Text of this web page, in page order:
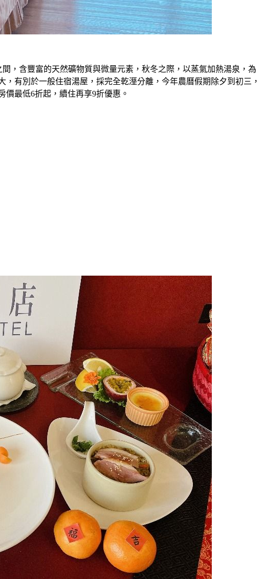
，含豐富的天然礦物質與微量元素，秋冬之際，以蒸氣加熱湯泉，為
有別於一般住宿湯屋，採完全乾溼分離，今年農曆假期除夕到初三，
最低6折起，續住再享9折優惠。